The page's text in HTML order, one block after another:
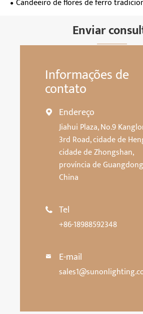
Enviar
Informações de
contato
 Endereço
Jiahui Plaza, No.9
3rd Road, cidade de
cidade de Zhongshan,
província de
China
 Tel
+86-18988592348
 E-mail